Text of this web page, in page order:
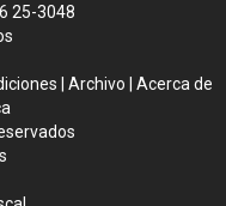
25-3048
Archivo
Acerca de